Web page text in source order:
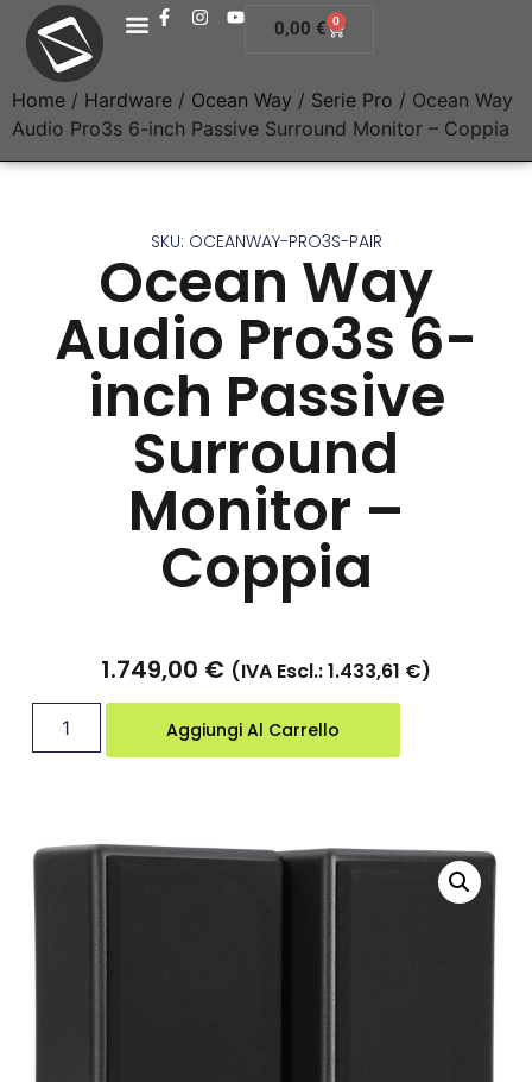
0,00 € 0
Home / Hardware / Ocean Way / Serie Pro / Ocean Way
Audio Pro3s 6-inch Passive Surround Monitor – Coppia
SKU: OCEANWAY-PRO3S-PAIR
Ocean Way
Audio Pro3s 6-
inch Passive
Surround
Monitor –
Coppia
1.749,00 € (IVA Escl.:1.433,61 €)
Aggiungi Al Carrello